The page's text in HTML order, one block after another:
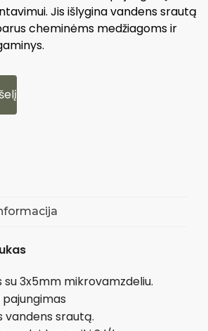
Jis išlygina vandens srautą
cheminėms medžiagoms ir
su 3x5mm mikrovamzdeliu.
vandens srautą.